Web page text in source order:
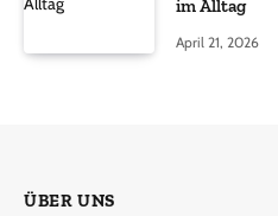
im Alltag
April 21, 2026
ÜBER UNS